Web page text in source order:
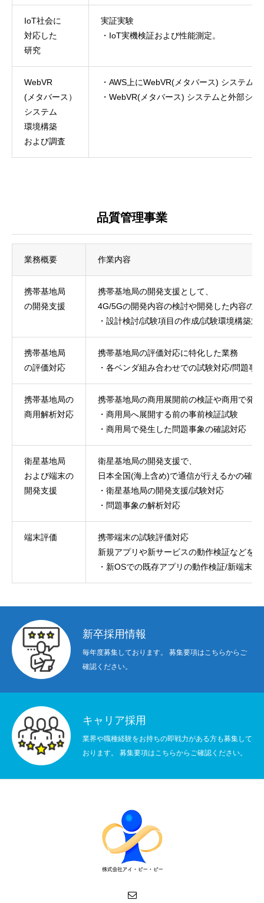
NEWS お知らせ
COMPANY
BUSINESS 仕事を知る
IoT社会に
対応した
研究
実証実験
・IoT実機検証および性能測定。
WebVR
(メタバース）
システム
環境構築
および調査
・AWS上にWebVR(メタバース) システム
・WebVR(メタバース) システムと外部シ
品質管理事業
業務概要 作業内容
携帯基地局
の開発支援
携帯基地局の開発支援として、
4G/5Gの開発内容の検討や開発した内容の
・設計検討/試験項目の作成/試験環境構築
携帯基地局
の評価対応
携帯基地局の評価対応に特化した業務
・各ベンダ組み合わせでの試験対応/問題事
携帯基地局の
商用解析対応
携帯基地局の商用展開前の検証や商用で発
・商用局へ展開する前の事前検証試験
・商用局で発生した問題事象の確認対応
衛星基地局
および端末の
開発支援
衛星基地局の開発支援で、
日本全国(海上含め)で通信が行えるかの確認
・衛星基地局の開発支援/試験対応
・問題事象の解析対応
端末評価
携帯端末の試験評価対応
新規アプリや新サービスの動作検証などを
・新OSでの既存アプリの動作検証/新端末で
新卒採用情報
毎年度募集しております。 募集要項はこちらからご
確認ください。
キャリア採用
業界や職種経験をお持ちの即戦力がある方も募集して
おります。 募集要項はこちらからご確認ください。